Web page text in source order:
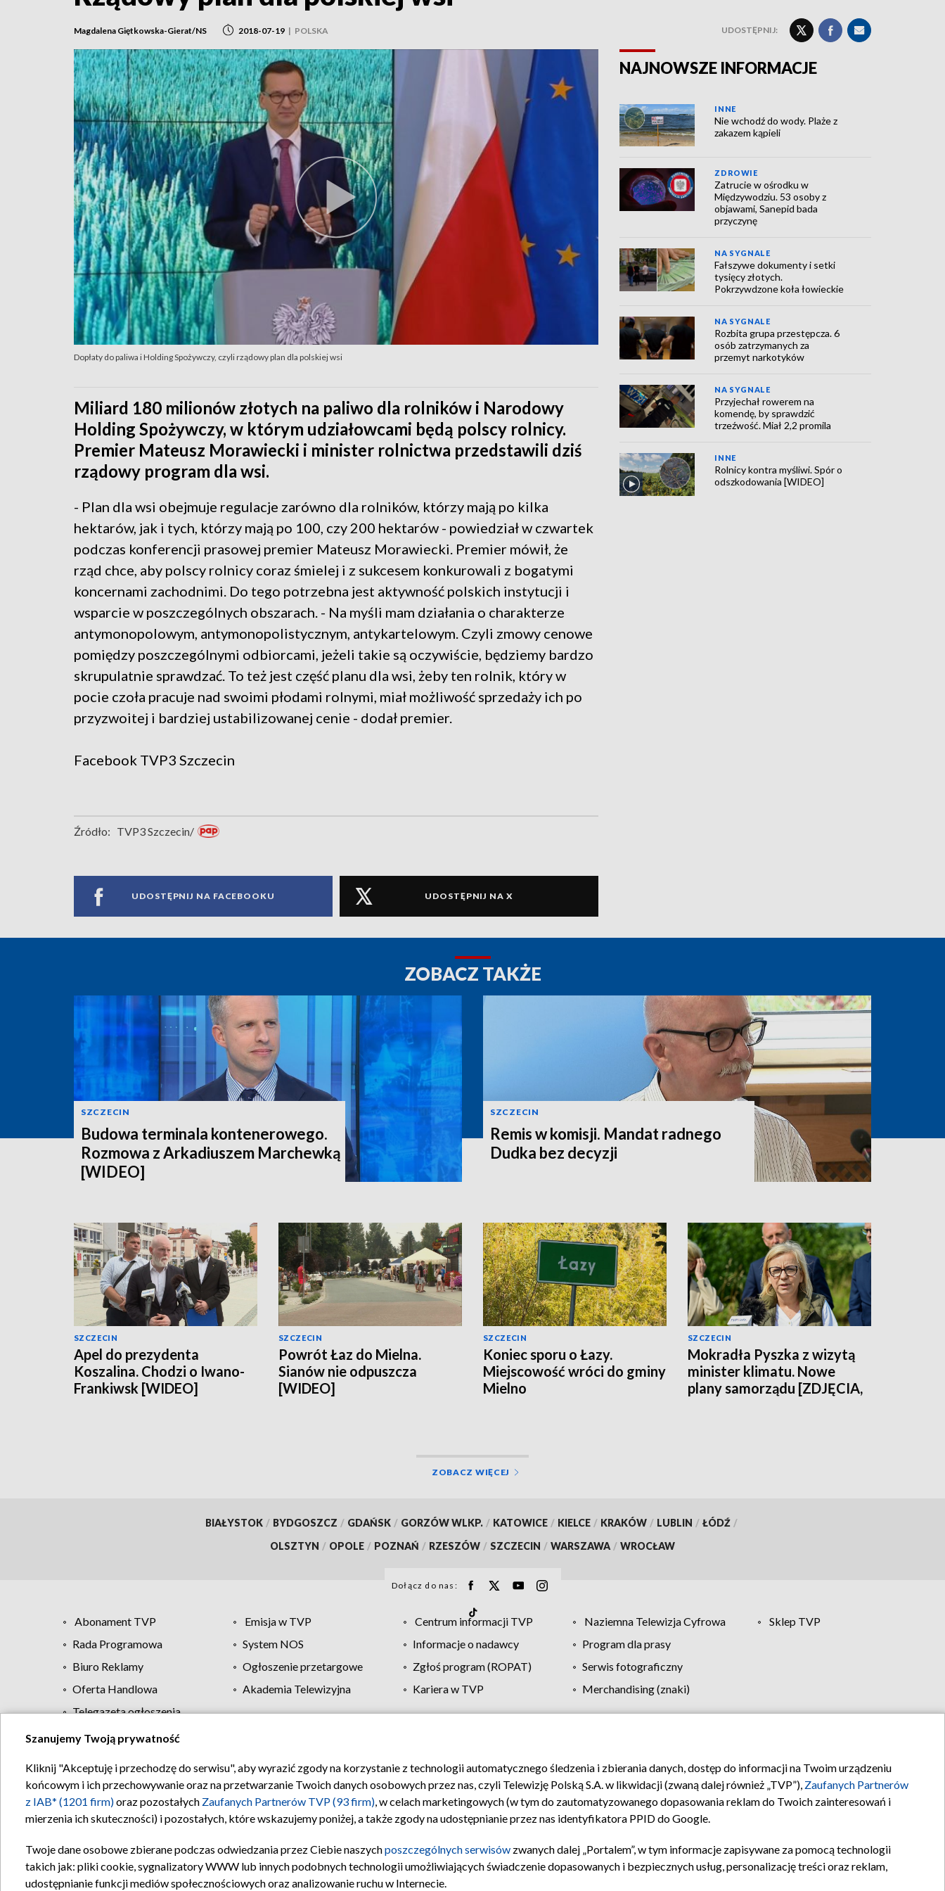
Magdalena Giętkowska-Gierat/NS 2018-07-19 | POLSKA UDOSTĘPNIJ:
Dopłaty do paliwa i Holding Spożywczy, czyli rządowy plan dla polskiej wsi
Miliard 180 milionów złotych na paliwo dla rolników i Narodowy
Holding Spożywczy, w którym udziałowcami będą polscy rolnicy.
Premier Mateusz Morawiecki i minister rolnictwa przedstawili dziś
rządowy program dla wsi.
- Plan dla wsi obejmuje regulacje zarówno dla rolników, którzy mają po kilka
hektarów, jak i tych, którzy mają po 100, czy 200 hektarów - powiedział w czwartek
podczas konferencji prasowej premier Mateusz Morawiecki. Premier mówił, że
rząd chce, aby polscy rolnicy coraz śmielej i z sukcesem konkurowali z bogatymi
koncernami zachodnimi. Do tego potrzebna jest aktywność polskich instytucji i
wsparcie w poszczególnych obszarach. - Na myśli mam działania o charakterze
antymonopolowym, antymonopolistycznym, antykartelowym. Czyli zmowy cenowe
pomiędzy poszczególnymi odbiorcami, jeżeli takie są oczywiście, będziemy bardzo
skrupulatnie sprawdzać. To też jest część planu dla wsi, żeby ten rolnik, który w
pocie czoła pracuje nad swoimi płodami rolnymi, miał możliwość sprzedaży ich po
przyzwoitej i bardziej ustabilizowanej cenie - dodał premier.
Facebook TVP3 Szczecin
Źródło: TVP3 Szczecin/
UDOSTĘPNIJ NA FACEBOOKU UDOSTĘPNIJ NA X
NAJNOWSZE INFORMACJE
INNE
Nie wchodź do wody. Plaże z
zakazem kąpieli
ZDROWIE
Zatrucie w ośrodku w
Międzywodziu. 53 osoby z
objawami, Sanepid bada
przyczynę
NA SYGNALE
Fałszywe dokumenty i setki
tysięcy złotych.
Pokrzywdzone koła łowieckie
NA SYGNALE
Rozbita grupa przestępcza. 6
osób zatrzymanych za
przemyt narkotyków
NA SYGNALE
Przyjechał rowerem na
komendę, by sprawdzić
trzeźwość. Miał 2,2 promila
INNE
Rolnicy kontra myśliwi. Spór o
odszkodowania [WIDEO]
ZOBACZ TAKŻE
SZCZECIN
Budowa terminala kontenerowego.
Rozmowa z Arkadiuszem Marchewką
[WIDEO]
SZCZECIN
Remis w komisji. Mandat radnego
Dudka bez decyzji
SZCZECIN
Apel do prezydenta
Koszalina. Chodzi o Iwano-
Frankiwsk [WIDEO]
SZCZECIN
Powrót Łaz do Mielna.
Sianów nie odpuszcza
[WIDEO]
SZCZECIN
Koniec sporu o Łazy.
Miejscowość wróci do gminy
Mielno
SZCZECIN
Mokradła Pyszka z wizytą
minister klimatu. Nowe
plany samorządu [ZDJĘCIA,
ZOBACZ WIĘCEJ
BIAŁYSTOK / BYDGOSZCZ / GDAŃSK / GORZÓW WLKP. / KATOWICE / KIELCE / KRAKÓW / LUBLIN / ŁÓDŹ /
OLSZTYN / OPOLE / POZNAŃ / RZESZÓW / SZCZECIN / WARSZAWA / WROCŁAW
Dołącz do nas:
Abonament TVP Emisja w TVP Centrum informacji TVP Naziemna Telewizja Cyfrowa
Sklep TVP
Rada Programowa
System NOS Informacje o nadawcy
Program dla prasy
Biuro Reklamy
Ogłoszenie przetargowe Zgłoś program (ROPAT)
Serwis fotograficzny
Oferta Handlowa
Akademia Telewizyjna Kariera w TVP
Merchandising (znaki)
Telegazeta ogłoszenia
Regulamin TVP Polityka prywatności Moje zgody Pomoc Biuro reklamy Kontakt
Szanujemy Twoją prywatność
Kliknij "Akceptuję i przechodzę do serwisu", aby wyrazić zgody na korzystanie z technologii automatycznego śledzenia i zbierania danych, dostęp do informacji na Twoim urządzeniu
końcowym i ich przechowywanie oraz na przetwarzanie Twoich danych osobowych przez nas, czyli Telewizję Polską S.A. w likwidacji (zwaną dalej również „TVP”), Zaufanych Partnerów
z IAB* (1201 firm)oraz pozostałych Zaufanych Partnerów TVP (93 firm), w celach marketingowych (w tym do zautomatyzowanego dopasowania reklam do Twoich zainteresowań i
mierzenia ich skuteczności) i pozostałych, które wskazujemy poniżej, a także zgody na udostępnianie przez nas identyfikatora PPID do Google.
Twoje dane osobowe zbierane podczas odwiedzania przez Ciebie naszychposzczególnych serwisów zwanych dalej „Portalem”, w tym informacje zapisywane za pomocą technologii
takich jak: pliki cookie, sygnalizatory WWW lub innych podobnych technologii umożliwiających świadczenie dopasowanych i bezpiecznych usług, personalizację treści oraz reklam,
udostępnianie funkcji mediów społecznościowych oraz analizowanie ruchu w Internecie.